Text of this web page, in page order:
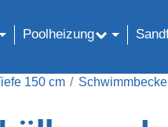
Poolheizung
150 cm